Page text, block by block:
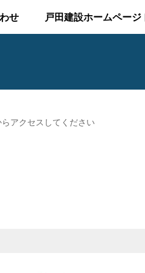
せ 戸田建設ホームページ
アクセスしてください